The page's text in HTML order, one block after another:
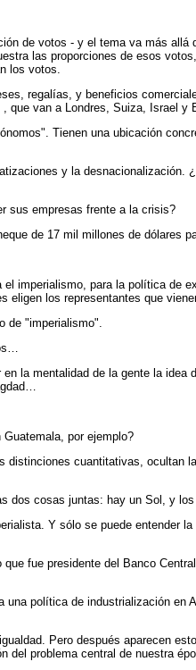
de votos - y el tema va más
las proporciones de esos
los votos.
regalías, y beneficios
que van a Londres, Suiza, Israel y
Tienen una ubicación
y la desnacionalización.
sus empresas frente a la crisis?
de 17 mil millones de dólares
imperialismo, para la política de
eligen los representantes que
de "imperialismo".
la mentalidad de la gente la
por ejemplo?
cuantitativas, ocultan
cosas juntas: hay un Sol, y los
Y sólo se puede entender
fue presidente del Banco
política de industrialización
Pero después aparecen
problema central de nuestra